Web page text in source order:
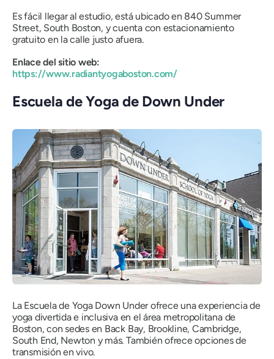
Es fácil llegar al estudio, está ubicado en 840 Summer
Street, South Boston, y cuenta con estacionamiento
gratuito en la calle justo afuera.
Enlace del sitio web:
https://www.radiantyogaboston.com/
Escuela de Yoga de Down Under
La Escuela de Yoga Down Under ofrece una experiencia de
yoga divertida e inclusiva en el área metropolitana de
Boston, con sedes en Back Bay, Brookline, Cambridge,
South End, Newton y más. También ofrece opciones de
transmisión en vivo.